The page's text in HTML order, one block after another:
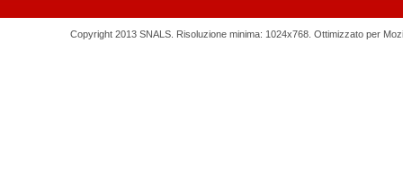
Copyright 2013 SNALS. Risoluzione minima: 1024x768. Ottimizzato per